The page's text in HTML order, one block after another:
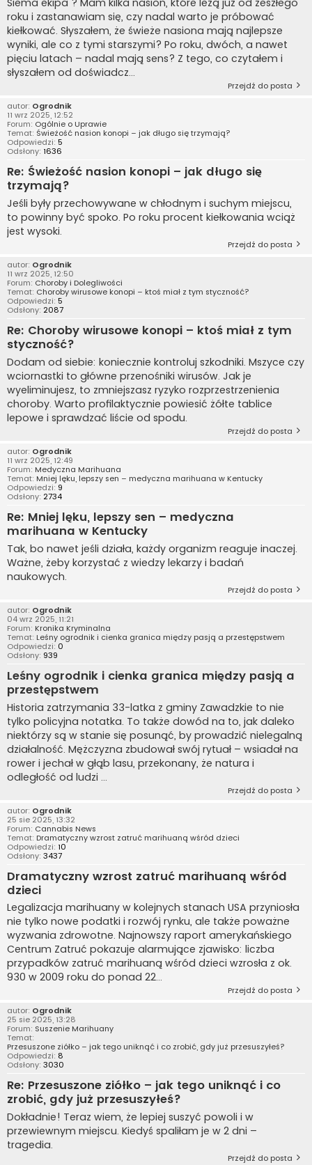
roku i zastanawiam się, czy nadal warto je próbować
kiełkować. Słyszałem, że świeże nasiona mają najlepsze
wyniki, ale co z tymi starszymi? Po roku, dwóch, a nawet
pięciu latach – nadal mają sens? Z tego, co czytałem i
słyszałem od doświadcz...
Przejdź do posta
autor: Ogrodnik
11 wrz 2025, 12:52
Forum: Ogólnie o Uprawie
Temat: Świeżość nasion konopi – jak długo się trzymają?
Odpowiedzi: 5
Odsłony: 1636
Re: Świeżość nasion konopi – jak długo się
trzymają?
Jeśli były przechowywane w chłodnym i suchym miejscu,
to powinny być spoko. Po roku procent kiełkowania wciąż
jest wysoki.
Przejdź do posta
autor: Ogrodnik
11 wrz 2025, 12:50
Forum: Choroby i Dolegliwości
Temat: Choroby wirusowe konopi – ktoś miał z tym styczność?
Odpowiedzi: 5
Odsłony: 2087
Re: Choroby wirusowe konopi – ktoś miał z tym
styczność?
Dodam od siebie: koniecznie kontroluj szkodniki. Mszyce czy
wciornastki to główne przenośniki wirusów. Jak je
wyeliminujesz, to zmniejszasz ryzyko rozprzestrzenienia
choroby. Warto profilaktycznie powiesić żółte tablice
lepowe i sprawdzać liście od spodu.
Przejdź do posta
autor: Ogrodnik
11 wrz 2025, 12:49
Forum: Medyczna Marihuana
Temat: Mniej lęku, lepszy sen – medyczna marihuana w Kentucky
Odpowiedzi: 9
Odsłony: 2734
Re: Mniej lęku, lepszy sen – medyczna
marihuana w Kentucky
Tak, bo nawet jeśli działa, każdy organizm reaguje inaczej.
Ważne, żeby korzystać z wiedzy lekarzy i badań
naukowych.
Przejdź do posta
autor: Ogrodnik
04 wrz 2025, 11:21
Forum: Kronika Kryminalna
Temat: Leśny ogrodnik i cienka granica między pasją a przestępstwem
Odpowiedzi: 0
Odsłony: 939
Leśny ogrodnik i cienka granica między pasją a
przestępstwem
Historia zatrzymania 33-latka z gminy Zawadzkie to nie
tylko policyjna notatka. To także dowód na to, jak daleko
niektórzy są w stanie się posunąć, by prowadzić nielegalną
działalność. Mężczyzna zbudował swój rytuał – wsiadał na
rower i jechał w głąb lasu, przekonany, że natura i
odległość od ludzi ...
Przejdź do posta
autor: Ogrodnik
25 sie 2025, 13:32
Forum: Cannabis News
Temat: Dramatyczny wzrost zatruć marihuaną wśród dzieci
Odpowiedzi: 10
Odsłony: 3437
Dramatyczny wzrost zatruć marihuaną wśród
dzieci
Legalizacja marihuany w kolejnych stanach USA przyniosła
nie tylko nowe podatki i rozwój rynku, ale także poważne
wyzwania zdrowotne. Najnowszy raport amerykańskiego
Centrum Zatruć pokazuje alarmujące zjawisko: liczba
przypadków zatruć marihuaną wśród dzieci wzrosła z ok.
930 w 2009 roku do ponad 22...
Przejdź do posta
autor: Ogrodnik
25 sie 2025, 13:28
Forum: Suszenie Marihuany
Temat:
Przesuszone ziółko – jak tego uniknąć i co zrobić, gdy już przesuszyłeś?
Odpowiedzi: 8
Odsłony: 3030
Re: Przesuszone ziółko – jak tego uniknąć i co
zrobić, gdy już przesuszyłeś?
Dokładnie! Teraz wiem, że lepiej suszyć powoli i w
przewiewnym miejscu. Kiedyś spaliłam je w 2 dni –
tragedia.
Przejdź do posta